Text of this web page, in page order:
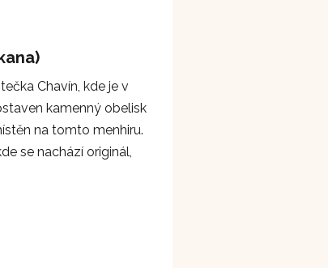
Chavín, kde je v
kamenný obelisk
na tomto menhiru.
se nachází originál,